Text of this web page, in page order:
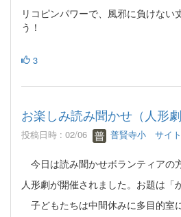
リコピンパワーで、風邪に負けない
う！
3
お楽しみ読み聞かせ（人形劇
投稿日時 : 02/06 普賢寺小 サイ
今日は読み聞かせボランティアの
人形劇が開催されました。お題は「
子どもたちは中間休みに多目的室